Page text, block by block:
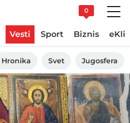
0
Vesti Sport Biznis
Hronika Svet Jugosfera